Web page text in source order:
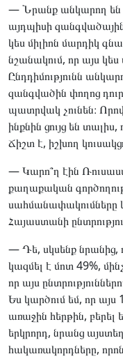
— Նրանք անկարող են
այդպիսի
կես միլիոն մարդիկ
նշանակում, որ այս կես
Ընդդիմությունն
զանգվածին փողոց
պատրվակ չունեն։
ինքնին ցույց են
Ճիշտ է, իշխող
— Կարո՞ղ էին
քաղաքական
սահմանափակումները
Հայաստանի
— Դե, սկսենք նրանից,
կազմել է մոտ 49%,
որ այս
Ես կարծում եմ, որ այս
առաջին հերթին, բերել
երկրորդ, նրանց
հակառակորդները,